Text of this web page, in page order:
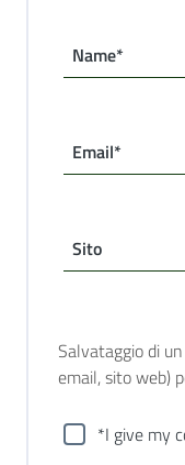
Name*
Email*
Sito
Salvataggio di
email, sito web)
*I give my